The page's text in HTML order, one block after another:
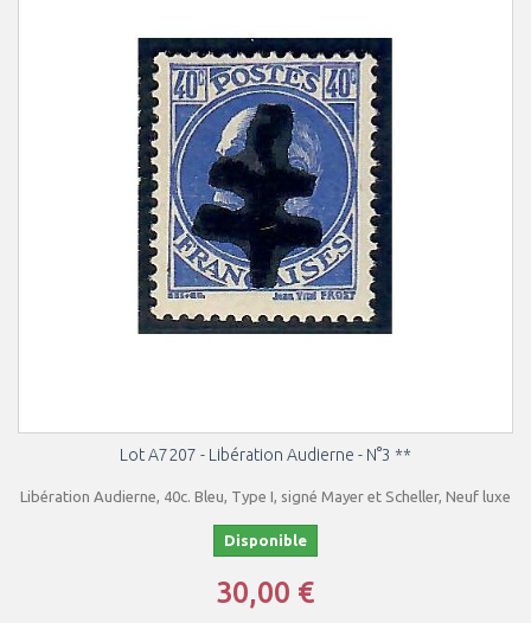
Lot A7207 - Libération Audierne - N°3 **
Libération Audierne, 40c. Bleu, Type I, signé Mayer et Scheller, Neuf luxe
Disponible
30,00 €